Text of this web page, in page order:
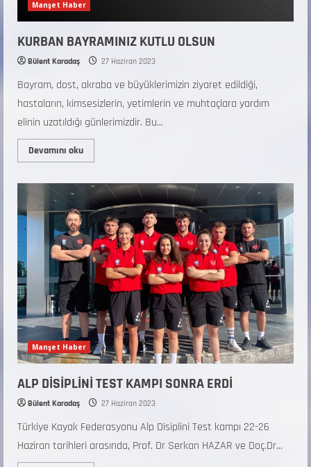
Manşet Haber
KURBAN BAYRAMINIZ KUTLU OLSUN
Bülent Karadaş 27 Haziran 2023
Bayram, dost, akraba ve büyüklerimizin ziyaret edildiği,
hastaların, kimsesizlerin, yetimlerin ve muhtaçlara yardım
elinin uzatıldığı günlerimizdir. Bu...
Devamını oku
Manşet Haber
ALP DİSİPLİNİ TEST KAMPI SONRA ERDİ
Bülent Karadaş 27 Haziran 2023
Türkiye Kayak Federasyonu Alp Disiplini Test kampı 22-26
Haziran tarihleri arasında, Prof. Dr Serkan HAZAR ve Doç.Dr...